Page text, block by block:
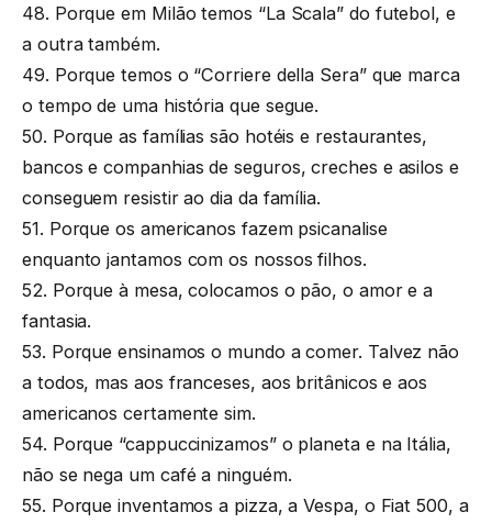
48. Porque em Milão temos “La Scala” do futebol, e
a outra também.
49. Porque temos o “Corriere della Sera” que marca
o tempo de uma história que segue.
50. Porque as famílias são hotéis e restaurantes,
bancos e companhias de seguros, creches e asilos e
conseguem resistir ao dia da família.
51. Porque os americanos fazem psicanalise
enquanto jantamos com os nossos filhos.
52. Porque à mesa, colocamos o pão, o amor e a
fantasia.
53. Porque ensinamos o mundo a comer. Talvez não
a todos, mas aos franceses, aos britânicos e aos
americanos certamente sim.
54. Porque “cappuccinizamos” o planeta e na Itália,
não se nega um café a ninguém.
55. Porque inventamos a pizza, a Vespa, o Fiat 500, a